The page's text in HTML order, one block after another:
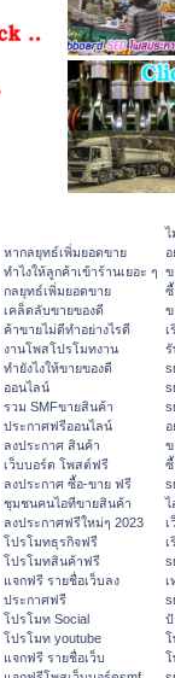
หากลยุทธ์เพิ่มยอดขาย
ทําไงให้ลูกค้าเข้าร้านเยอะ ๆ
กลยุทธ์เพิ่มยอดขาย
เคล็ดลับขายของดี
ค้าขายไม่ดีทำอย่างไรดี
งานโพสโปรโมทงาน
ทํายังไงให้ขายของดี
ออนไลน์
รวม SMFขายสินค้า
ประกาศฟรีออนไลน์
ลงประกาศ สินค้า
เว็บบอร์ด โพสต์ฟรี
ลงประกาศ ซื้อ-ขาย ฟรี
ชุมชนคนไอทีขายสินค้า
ลงประกาศฟรีใหม่ๆ 2023
โปรโมทธุรกิจฟรี
โปรโมทสินค้าฟรี
แจกฟรี รายชื่อเว็บลง
ประกาศฟรี
โปรโมท Social
โปรโมท youtube
แจกฟรี รายชื่อเว็บ
ไ
ข
เ
รั
ข
ไ
เ
เ
เ
ปั
โ